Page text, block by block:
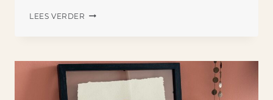
LEES VERDER PEETTANTE
DIT
BIJZONDERE
MOMENT